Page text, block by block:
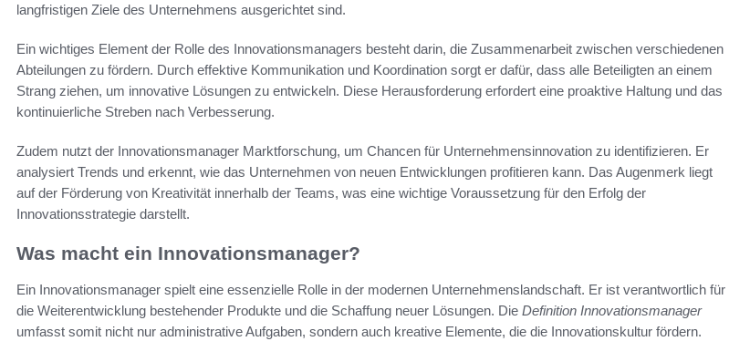
langfristigen Ziele des Unternehmens ausgerichtet sind.
Ein wichtiges Element der Rolle des Innovationsmanagers besteht darin, die Zusammenarbeit zwischen verschiedenen
Abteilungen zu fördern. Durch effektive Kommunikation und Koordination sorgt er dafür, dass alle Beteiligten an einem
Strang ziehen, um innovative Lösungen zu entwickeln. Diese Herausforderung erfordert eine proaktive Haltung und das
kontinuierliche Streben nach Verbesserung.
Zudem nutzt der Innovationsmanager Marktforschung, um Chancen für Unternehmensinnovation zu identifizieren. Er
analysiert Trends und erkennt, wie das Unternehmen von neuen Entwicklungen profitieren kann. Das Augenmerk liegt
auf der Förderung von Kreativität innerhalb der Teams, was eine wichtige Voraussetzung für den Erfolg der
Innovationsstrategie darstellt.
Was macht ein Innovationsmanager?
Ein Innovationsmanager spielt eine essenzielle Rolle in der modernen Unternehmenslandschaft. Er ist verantwortlich für
die Weiterentwicklung bestehender Produkte und die Schaffung neuer Lösungen. Die Definition Innovationsmanager
umfasst somit nicht nur administrative Aufgaben, sondern auch kreative Elemente, die die Innovationskultur fördern.